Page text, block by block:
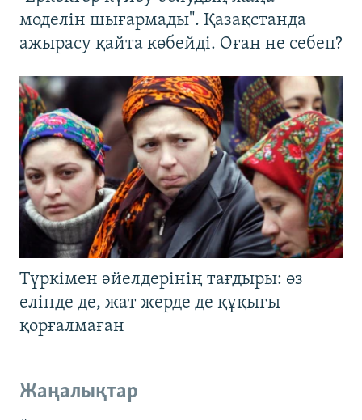
моделін шығармады". Қазақстанда
ажырасу қайта көбейді. Оған не себеп?
Түркімен әйелдерінің тағдыры: өз
елінде де, жат жерде де құқығы
қорғалмаған
Жаңалықтар